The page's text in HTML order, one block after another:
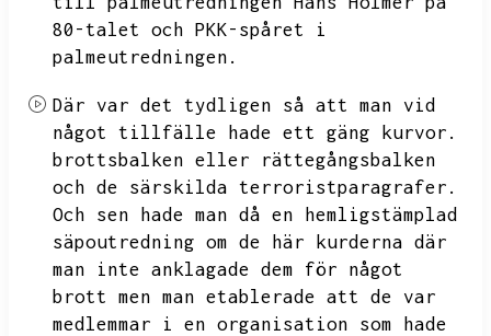
80-talet och PKK-spåret i
palmeutredningen.
Där var det tydligen så att man vid
något tillfälle hade ett gäng kurvor.
brottsbalken eller rättegångsbalken
och de särskilda terroristparagrafer.
Och sen hade man då en hemligstämplad
säpoutredning om de här kurderna där
man inte anklagade dem för något
brott men man etablerade att de var
medlemmar i en organisation som hade